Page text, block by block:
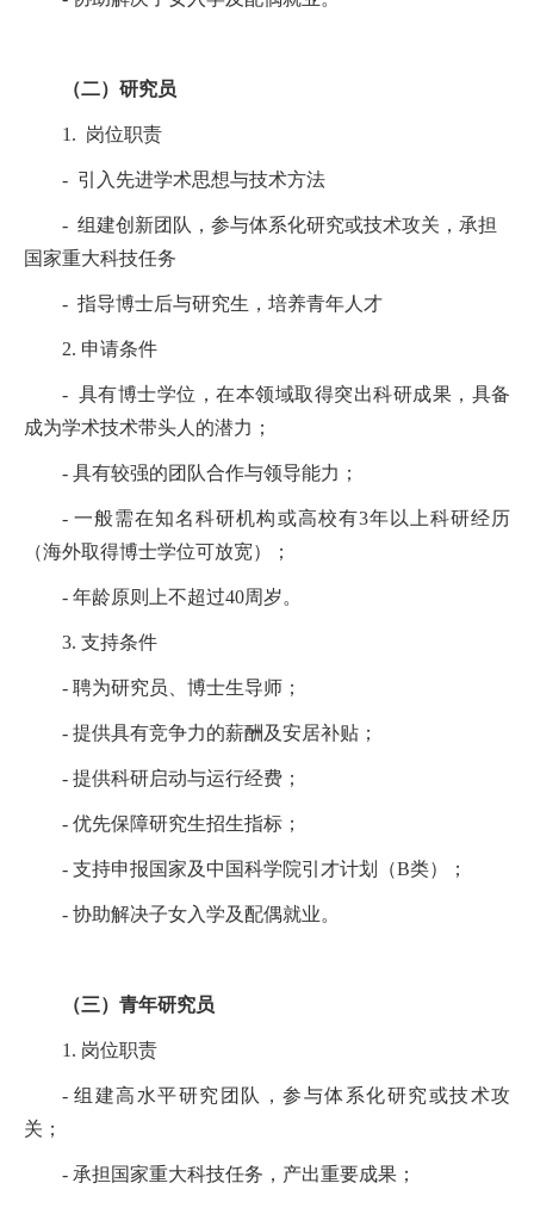
（二）研究员
1. 岗位职责
- 引入先进学术思想与技术方法
- 组建创新团队，参与体系化研究或技术攻关，承担
国家重大科技任务
- 指导博士后与研究生，培养青年人才
2. 申请条件
- 具有博士学位，在本领域取得突出科研成果，具备
成为学术技术带头人的潜力；
- 具有较强的团队合作与领导能力；
- 一般需在知名科研机构或高校有3年以上科研经历
（海外取得博士学位可放宽）；
- 年龄原则上不超过40周岁。
3. 支持条件
- 聘为研究员、博士生导师；
- 提供具有竞争力的薪酬及安居补贴；
- 提供科研启动与运行经费；
- 优先保障研究生招生指标；
- 支持申报国家及中国科学院引才计划（B类）；
- 协助解决子女入学及配偶就业。
（三）青年研究员
1. 岗位职责
- 组建高水平研究团队，参与体系化研究或技术攻
关；
- 承担国家重大科技任务，产出重要成果；